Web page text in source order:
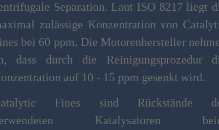
Separation. Laut ISO 8217 liegt
zulässige Konzentration von
bei 60 ppm. Die Motorenhersteller
dass durch die Reinigungsprozedur
auf 10 - 15 ppm gesenkt wird.
Fines sind Rückstände
Katalysatoren